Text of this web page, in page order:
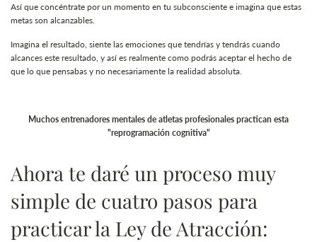
Así que concéntrate por un momento en tu subconsciente e imagina que estas
metas son alcanzables.
Imagina el resultado, siente las emociones que tendrías y tendrás cuando
alcances este resultado, y así es realmente como podrás aceptar el hecho de
que lo que pensabas y no necesariamente la realidad absoluta.
Muchos entrenadores mentales de atletas profesionales practican esta
"reprogramación cognitiva"
Ahora te daré un proceso muy
simple de cuatro pasos para
practicar la Ley de Atracción: